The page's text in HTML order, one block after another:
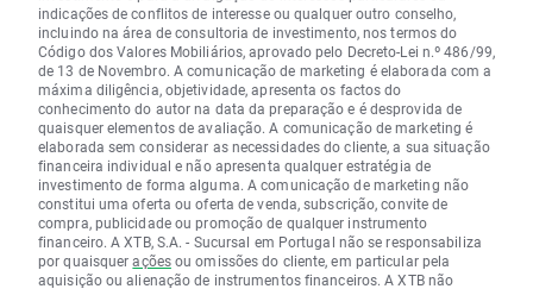
indicações de conflitos de interesse ou qualquer outro conselho,
incluindo na área de consultoria de investimento, nos termos do
Código dos Valores Mobiliários, aprovado pelo Decreto-Lei n.º 486/99,
de 13 de Novembro. A comunicação de marketing é elaborada com a
máxima diligência, objetividade, apresenta os factos do
conhecimento do autor na data da preparação e é desprovida de
quaisquer elementos de avaliação. A comunicação de marketing é
elaborada sem considerar as necessidades do cliente, a sua situação
financeira individual e não apresenta qualquer estratégia de
investimento de forma alguma. A comunicação de marketing não
constitui uma oferta ou oferta de venda, subscrição, convite de
compra, publicidade ou promoção de qualquer instrumento
financeiro. A XTB, S.A. - Sucursal em Portugal não se responsabiliza
por quaisqueraçõesou omissões do cliente, em particular pela
aquisição ou alienação de instrumentos financeiros. A XTB não